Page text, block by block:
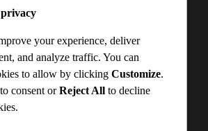
ଆୟୋଜିତ
your experience, deliver
and analyze traffic. You can
to allow by clicking Customize.
to consent orReject All to decline